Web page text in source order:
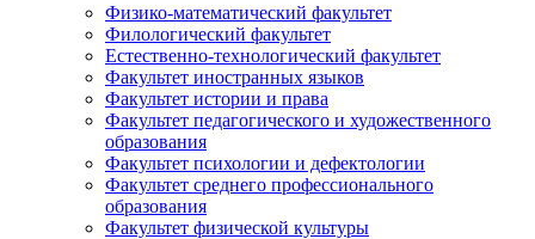
Физико-математический факультет
Филологический факультет
Естественно-технологический факультет
Факультет иностранных языков
Факультет истории и права
Факультет педагогического и художественного
образования
Факультет психологии и дефектологии
Факультет среднего профессионального
образования
Факультет физической культуры